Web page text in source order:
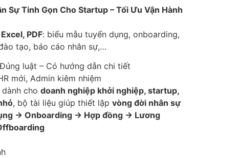
Sự Tinh Gọn Cho Startup – Tối Ưu Vận Hành
PDF: biểu mẫu tuyển dụng, onboarding,
tạo, báo cáo nhân sự,…
luật – Có hướng dẫn chi tiết
mới, Admin kiêm nhiệm
cho doanh nghiệp khởi nghiệp, startup,
, bộ tài liệu giúp thiết lập vòng đời nhân sự
→ Onboarding → Hợp đồng → Lương